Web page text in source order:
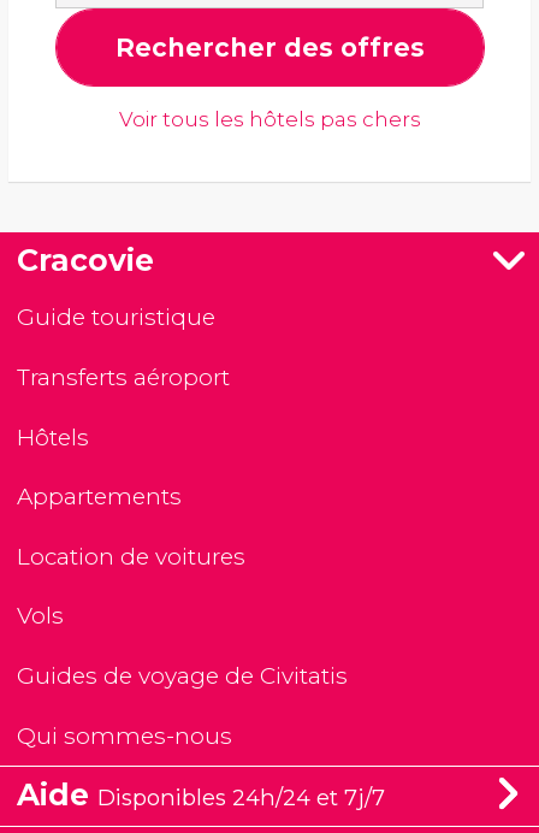
Rechercher des offres
Voir tous les hôtels pas chers
Cracovie
Guide touristique
Transferts aéroport
Hôtels
Appartements
Location de voitures
Vols
Guides de voyage de Civitatis
Qui sommes-nous
Aide Disponibles 24h/24 et 7j/7